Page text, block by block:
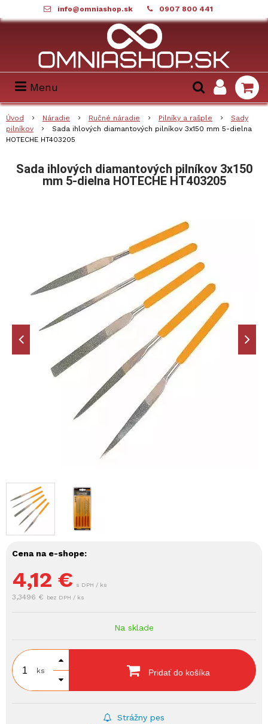
info@omniashop.sk 0907 800 441
Menu
Úvod Náradie Ručné náradie Pilníky a rašple
Sady
pilníkov
Sada ihlových diamantových pilníkov 3x150 mm 5-dielna
HOTECHE HT403205
Sada ihlových diamantových pilníkov 3x150
mm 5-dielna HOTECHE HT403205
Cena na e-shope:
4,12 € s DPH / ks
3,3496 € bez DPH / ks
Na sklade
ks Pridať do košíka
Strážny pes